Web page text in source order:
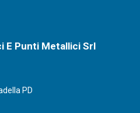
E Punti Metallici Srl
PD